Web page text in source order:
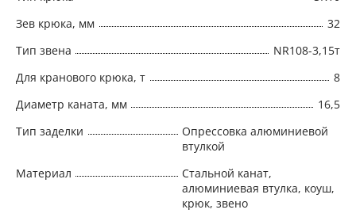
Зев крюка, мм
32
Тип звена
NR108-3,15т
Для кранового крюка, т
8
Диаметр каната, мм
16,5
Тип заделки
Опрессовка алюминиевой
втулкой
Материал
Стальной канат,
алюминиевая втулка, коуш,
крюк, звено